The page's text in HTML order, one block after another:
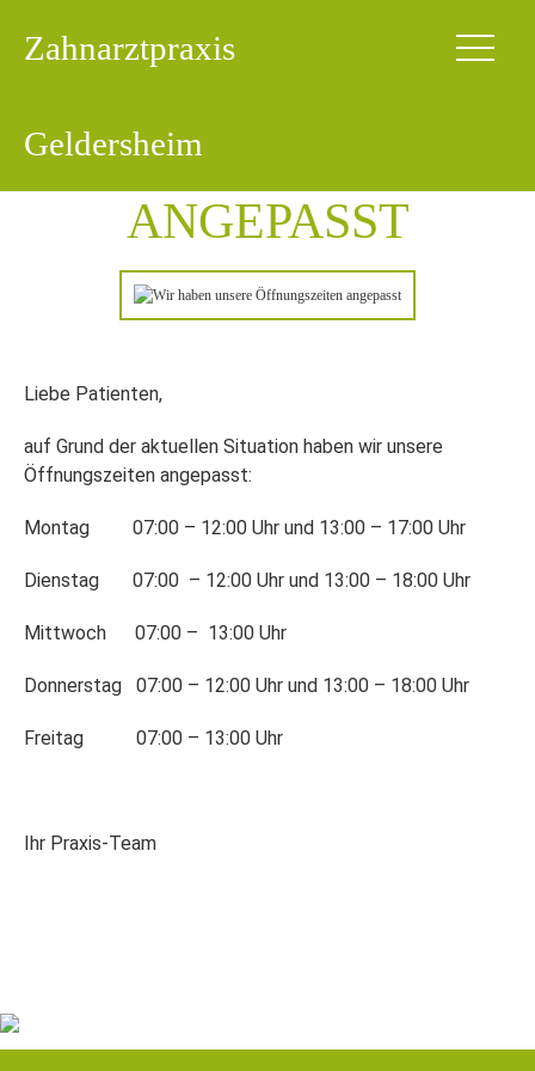
Zahnarztpraxis
Geldersheim
WIR HABEN UNSERE
ÖFFNUNGSZEITEN
ANGEPASST
Liebe Patienten,
auf Grund der aktuellen Situation haben wir unsere
Öffnungszeiten angepasst:
Montag 07:00 – 12:00 Uhr und 13:00 – 17:00 Uhr
Dienstag 07:00 – 12:00 Uhr und 13:00 – 18:00 Uhr
Mittwoch 07:00 – 13:00 Uhr
Donnerstag 07:00 – 12:00 Uhr und 13:00 – 18:00 Uhr
Freitag 07:00 – 13:00 Uhr
Ihr Praxis-Team